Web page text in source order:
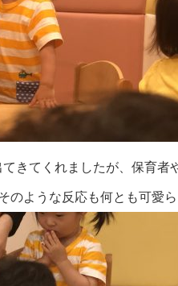
きてくれましたが、保育者
のような反応も何とも可愛